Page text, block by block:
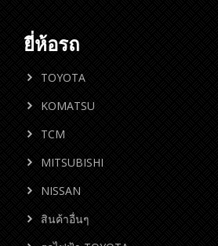
ยี่ห้อรถ
TOYOTA
KOMATSU
TCM
MITSUBISHI
NISSAN
สินค้าอื่นๆ